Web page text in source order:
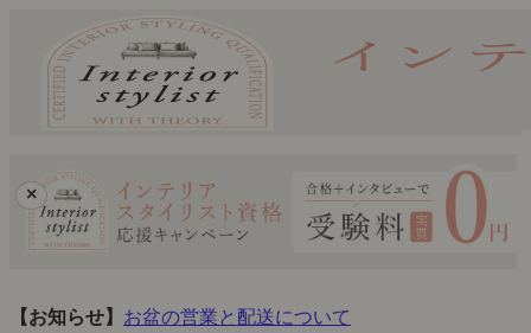
×
【お知らせ】 お盆の営業と配送について